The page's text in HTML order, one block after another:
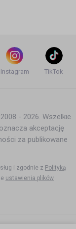
na łeb
a korona
Instagram TikTok
- 2026. Wszelkie
akceptację
za publikowane
i zgodnie z Polityką
ustawienia plików